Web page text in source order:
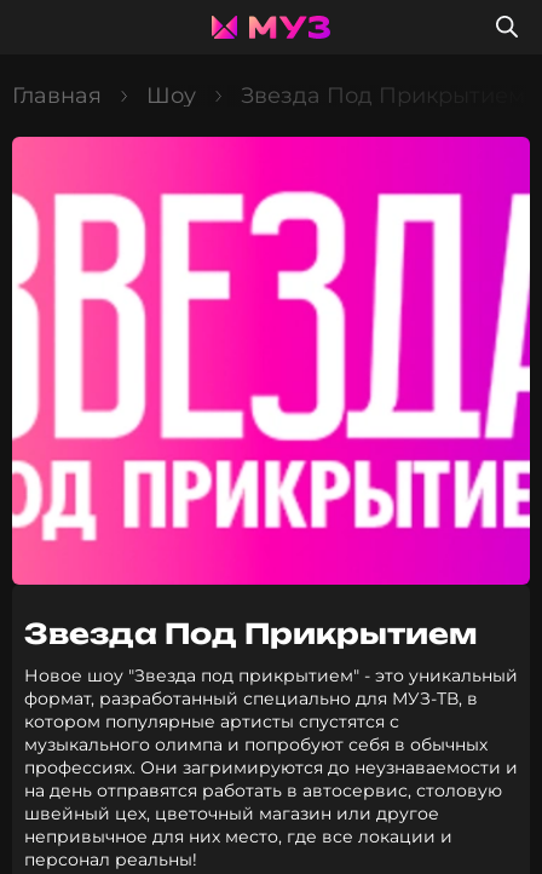
Главная Шоу Звезда Под Прикрытием
Звезда Под Прикрытием
Новое шоу "Звезда под прикрытием" - это уникальный
формат, разработанный специально для МУЗ-ТВ, в
котором популярные артисты спустятся с
музыкального олимпа и попробуют себя в обычных
профессиях. Они загримируются до неузнаваемости и
на день отправятся работать в автосервис, столовую
швейный цех, цветочный магазин или другое
непривычное для них место, где все локации и
персонал реальны!